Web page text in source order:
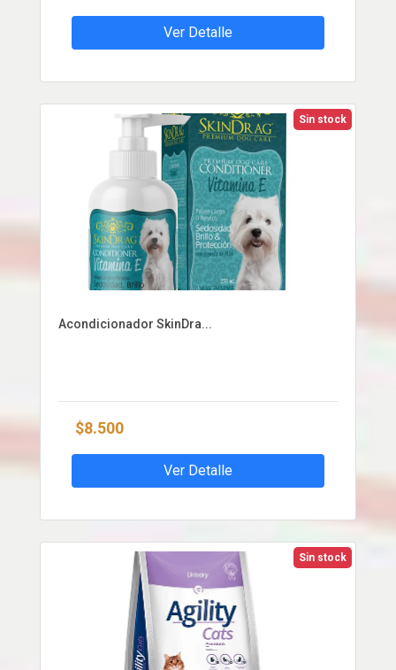
Ver Detalle
Sin stock
Acondicionador SkinDra...
$8.500
Ver Detalle
Sin stock